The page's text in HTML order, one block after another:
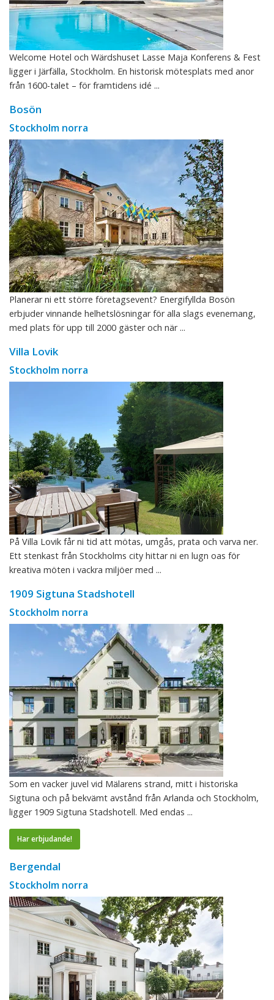
Welcome Hotel och Wärdshuset Lasse Maja Konferens & Fest
ligger i Järfälla, Stockholm. En historisk mötesplats med anor
från 1600-talet – för framtidens idé ...
Bosön
Stockholm norra
Planerar ni ett större företagsevent? Energifyllda Bosön
erbjuder vinnande helhetslösningar för alla slags evenemang,
med plats för upp till 2000 gäster och när ...
Villa Lovik
Stockholm norra
På Villa Lovik får ni tid att mötas, umgås, prata och varva ner.
Ett stenkast från Stockholms city hittar ni en lugn oas för
kreativa möten i vackra miljöer med ...
1909 Sigtuna Stadshotell
Stockholm norra
Som en vacker juvel vid Mälarens strand, mitt i historiska
Sigtuna och på bekvämt avstånd från Arlanda och Stockholm,
ligger 1909 Sigtuna Stadshotell. Med endas ...
Har erbjudande!
Bergendal
Stockholm norra